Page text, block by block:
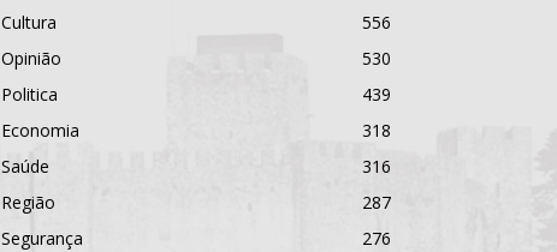
Cultura
556
Opinião
530
Politica
439
Economia
318
Saúde
316
Região
287
Segurança
276